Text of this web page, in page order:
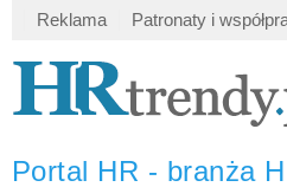
Reklama Patronaty i
Portal HR - branża